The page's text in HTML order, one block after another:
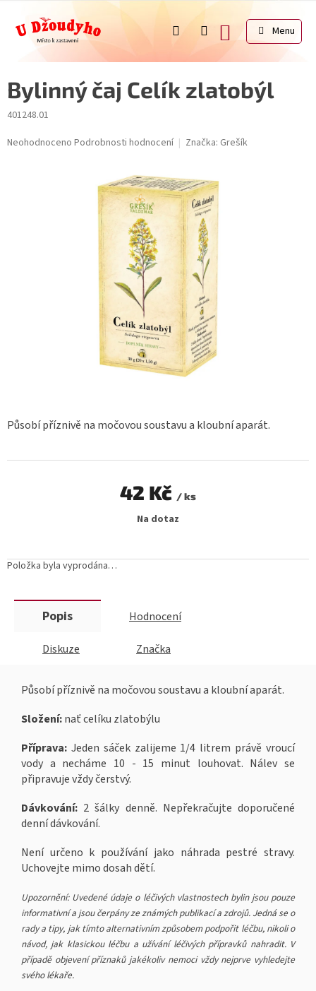
obsah
NÁKUPNÍ
KOŠÍK
Bylinný čaj Celík zlatobýl
401248.01
Průměrné
Neohodnoceno Podrobnosti hodnocení Značka: Grešík
Položka byla vyprodána…
Působí příznivě na močovou soustavu a kloubní aparát.
42 Kč / ks
cena:Na dotaz
Popis Hodnocení
Diskuze Značka
Působí příznivě na močovou soustavu a kloubní aparát.
Složení:nať celíku zlatobýlu
Příprava: Jeden sáček zalijeme 1/4 litrem právě vroucí
vody a necháme 10 - 15 minut louhovat. Nálev se
připravuje vždy čerstvý.
Dávkování: 2 šálky denně. Nepřekračujte doporučené
denní dávkování.
Není určeno k používání jako náhrada pestré stravy.
Uchovejte mimo dosah dětí.
Upozornění: Uvedené údaje o léčivých vlastnostech bylin jsou pouze
informativní a jsou čerpány ze známých publikací a zdrojů. Jedná se o
rady a tipy, jak tímto alternativním způsobem podpořit léčbu, nikoli o
návod, jak klasickou léčbu a užívání léčivých přípravků nahradit. V
případě objevení příznaků jakékoliv nemoci vždy nejprve vyhledejte
svého lékaře.